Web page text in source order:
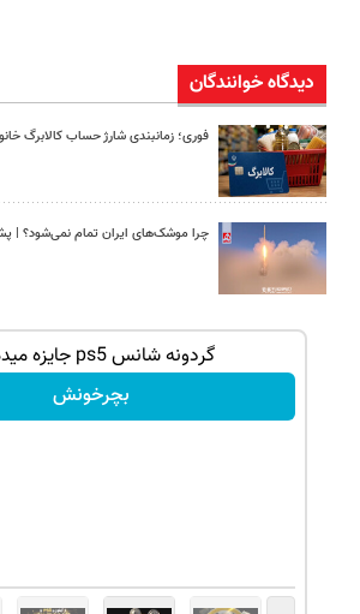
دیدگاه خوانندگان
فوری؛ زمانبندی‌ شارژ حساب کالابرگ
چرا موشک‌های ایران تمام نمی‌شود؟ |
گردونه شانس ps5 جایزه میده 🔥
بچرخونش